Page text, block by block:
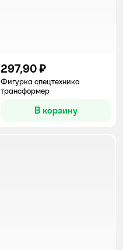
297,90 ₽
Фигурка спецтехника
трансформер
В корзину